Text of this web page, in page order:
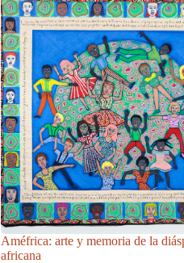
Améfrica: arte y memoria de la
africana